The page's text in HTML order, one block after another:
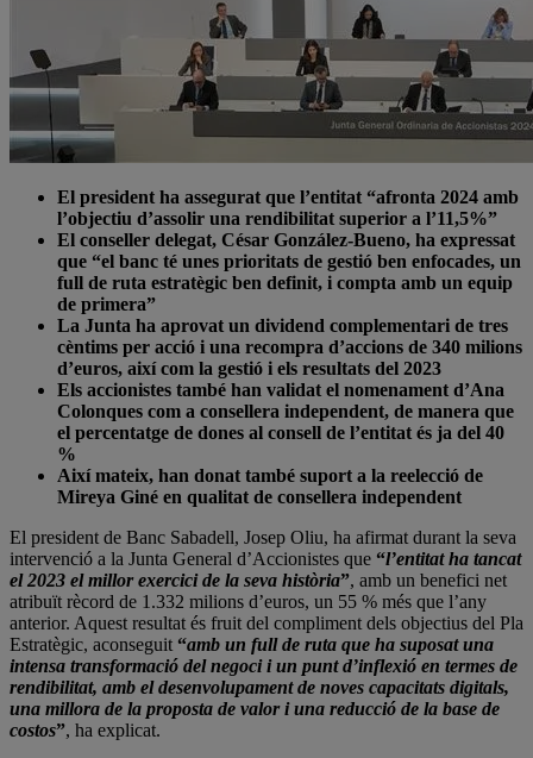
El president ha assegurat que l’entitat “afronta 2024 amb
l’objectiu d’assolir una rendibilitat superior a l’11,5%”
El conseller delegat, César González-Bueno, ha expressat
que “el banc té unes prioritats de gestió ben enfocades, un
full de ruta estratègic ben definit, i compta amb un equip
de primera”
La Junta ha aprovat un dividend complementari de tres
cèntims per acció i una recompra d’accions de 340 milions
d’euros, així com la gestió i els resultats del 2023
Els accionistes també han validat el nomenament d’Ana
Colonques com a consellera independent, de manera que
el percentatge de dones al consell de l’entitat és ja del 40
%
Així mateix, han donat també suport a la reelecció de
Mireya Giné en qualitat de consellera independent
El president de Banc Sabadell, Josep Oliu, ha afirmat durant la seva
intervenció a la Junta General d’Accionistes que “l’entitat ha tancat
el 2023 el millor exercici de la seva història”, amb un benefici net
atribuït rècord de 1.332 milions d’euros, un 55 % més que l’any
anterior. Aquest resultat és fruit del compliment dels objectius del Pla
Estratègic, aconseguit “amb un full de ruta que ha suposat una
intensa transformació del negoci i un punt d’inflexió en termes de
rendibilitat, amb el desenvolupament de noves capacitats digitals,
una millora de la proposta de valor i una reducció de la base de
costos”, ha explicat.